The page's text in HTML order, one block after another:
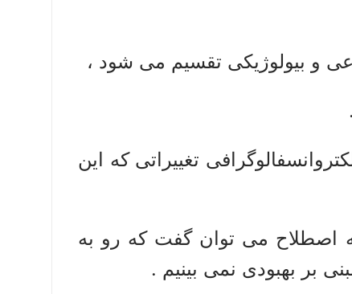
و بیولوژیکی تقسیم می شود ،
تغییراتی که این
اصطلاح می توان گفت که رو به
بر بهبودی نمی بینیم .